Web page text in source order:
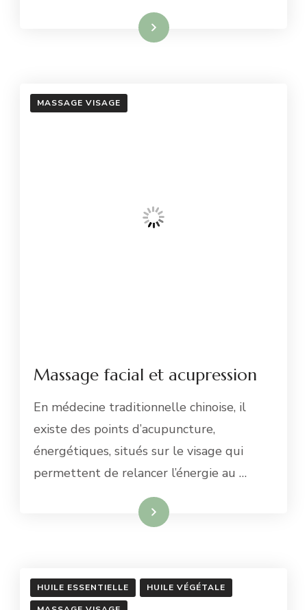
En savoir plus
MASSAGE VISAGE
Massage facial et acupression
En médecine traditionnelle chinoise, il
existe des points d’acupuncture,
énergétiques, situés sur le visage qui
permettent de relancer l’énergie au …
En savoir plus
HUILE ESSENTIELLE
HUILE VÉGÉTALE